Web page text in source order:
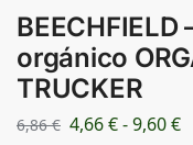
orgánico
TRUCKER
6,86€ 4,66€-9,60€